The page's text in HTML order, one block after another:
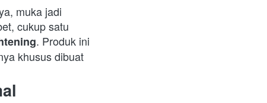
muka jadi
cukup satu
. Produk ini
khusus dibuat